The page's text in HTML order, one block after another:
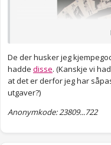
Anonymkode: 6e68d...aa1
De der husker jeg
hadde disse. (Kanskje vi
at det er derfor jeg har
utgaver?)
Anonymkode: 23809...722